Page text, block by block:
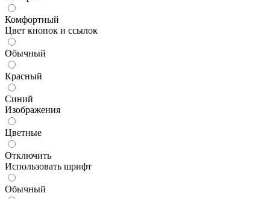
Комфортный
Цвет кнопок и ссылок
Обычный
Красный
Синий
Изображения
Цветные
Отключить
Использовать шрифт
Обычный